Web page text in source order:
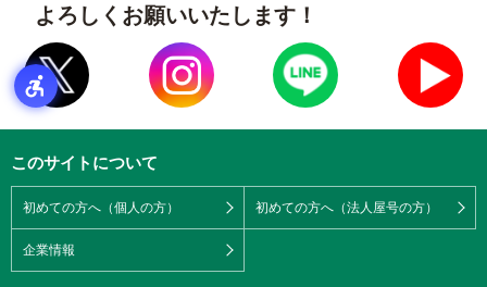
よろしくお願いいたします！
このサイトについて
初めての方へ（個人の方） 初めての方へ（法人屋号の方）
企業情報